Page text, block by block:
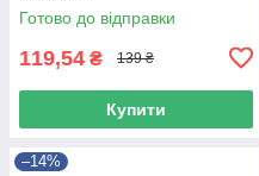
Готово до відправки
119,54 ₴ 139 ₴
Купити
–14%